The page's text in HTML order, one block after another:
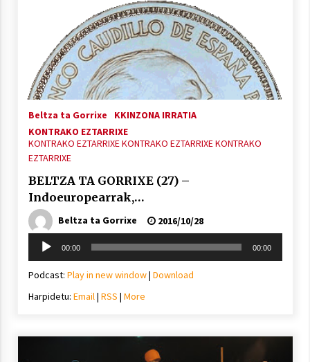
Beltza ta Gorrixe
KKINZONA IRRATIA
KONTRAKO EZTARRIXE
KONTRAKO EZTARRIXEKONTRAKO EZTARRIXEKONTRAKO
EZTARRIXE
BELTZA TA GORRIXE (27) –
Indoeuropearrak,…
Beltza ta Gorrixe
2016/10/28
Soinu
erreproduzigailua
00:00 00:00
Podcast: Play in new window| Download
Harpidetu: Email| RSS | More